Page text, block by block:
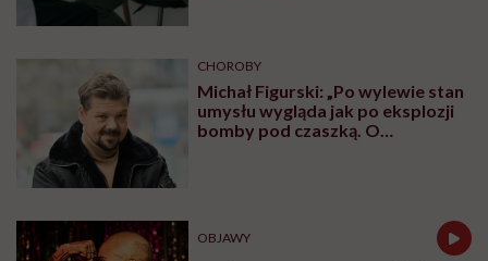
CHOROBY
Michał Figurski: „Po wylewie stan
umysłu wygląda jak po eksplozji
bomby pod czaszką. O
OBJAWY